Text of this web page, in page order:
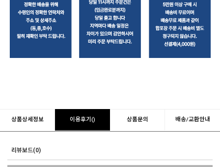
상품상세정보 이용후기() 상품문의 배송/교환안내
리뷰보드(0)